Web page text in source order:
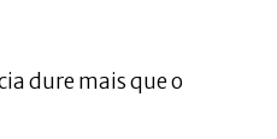
dure mais que o